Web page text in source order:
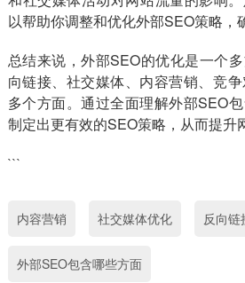
以帮助你调整和优化外部SEO策略，
总结来说，外部SEO的优化是一个
向链接、社交媒体、内容营销、竞
多个方面。通过全面理解外部SEO
制定出更有效的SEO策略，从而提升
```
内容营销 社交媒体优化 反向链
外部SEO包含哪些方面